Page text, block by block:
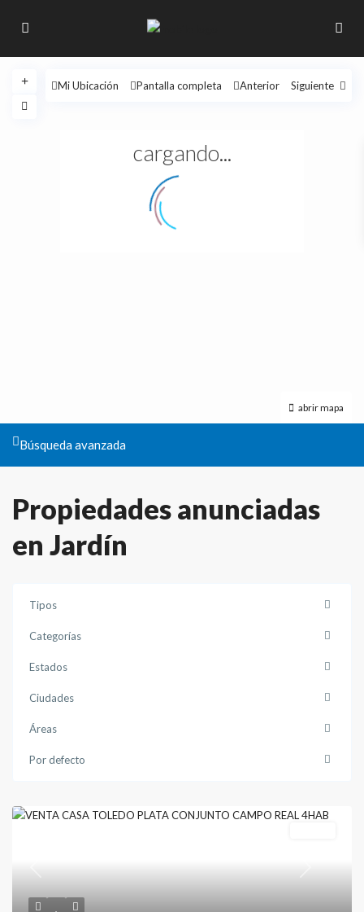
cargando...
abrir mapa
Mi Ubicación Pantalla completa Anterior Siguiente
Búsqueda avanzada
Propiedades anunciadas
en Jardín
Tipos
Categorías
Estados
Ciudades
Áreas
Por defecto
Previous Next